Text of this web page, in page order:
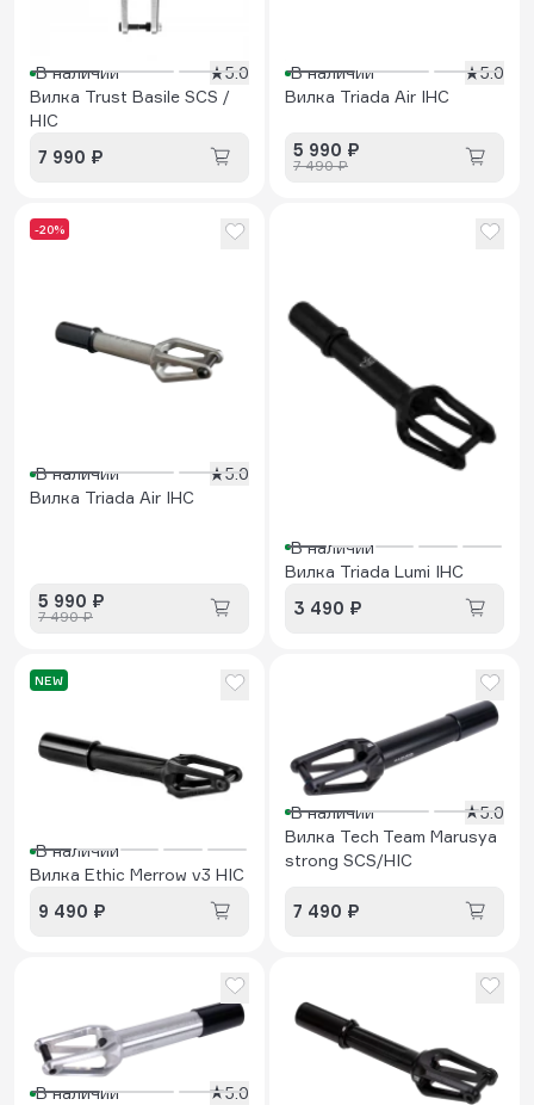
В наличии
5.0
Вилка Trust Basile SCS /
HIC
7 990 ₽
В наличии
5.0
Вилка Triada Air IHC
5 990 ₽
7 490 ₽
-20%
В наличии
5.0
Вилка Triada Air IHC
5 990 ₽
7 490 ₽
В наличии
Вилка Triada Lumi IHC
3 490 ₽
NEW
В наличии
Вилка Ethic Merrow v3 HIC
9 490 ₽
В наличии
5.0
Вилка Tech Team Marusya
strong SCS/HIC
7 490 ₽
В наличии
5.0